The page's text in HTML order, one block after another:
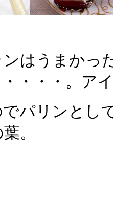
はうまかっ
・・・。ア
パリンとし
。